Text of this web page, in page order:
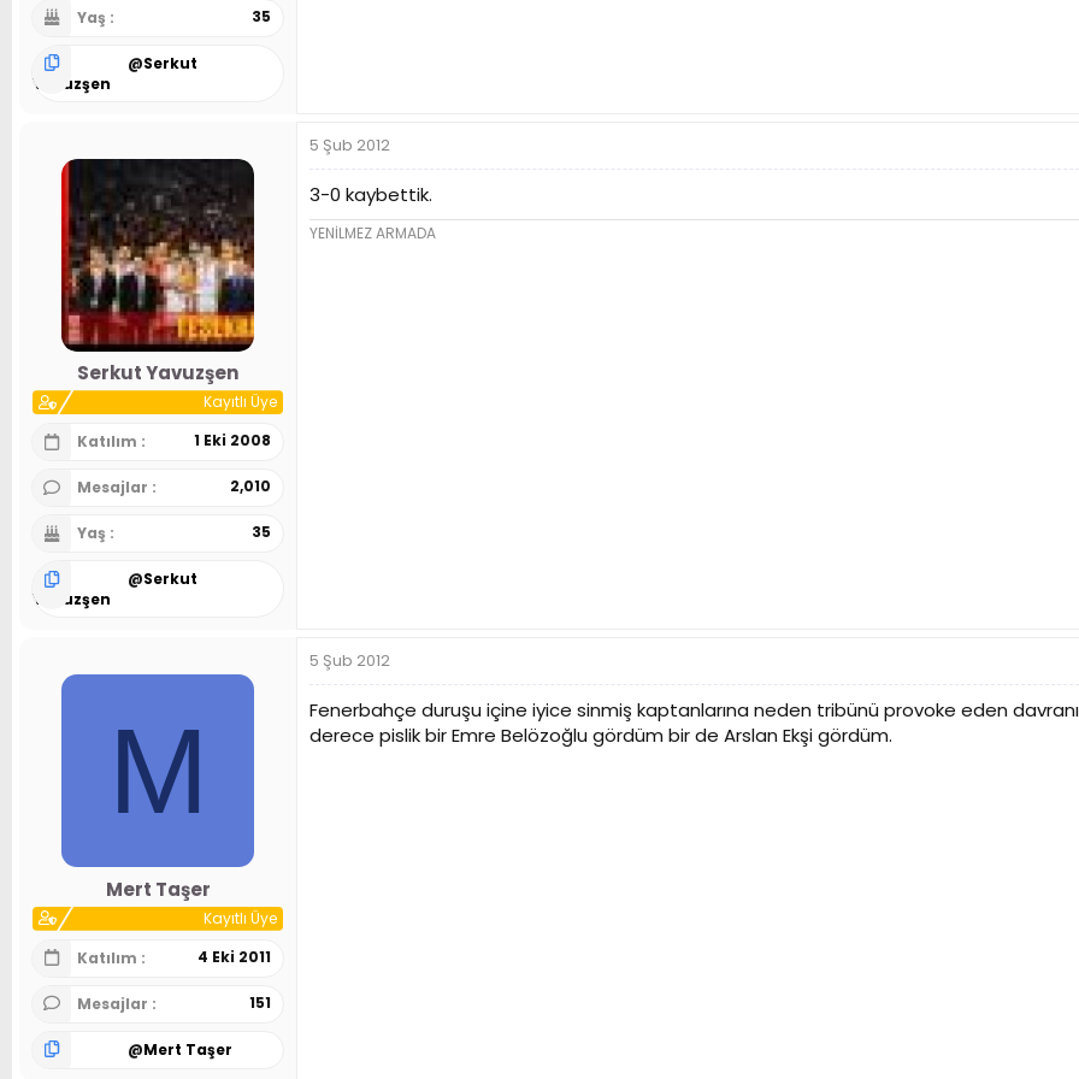
Yaş 35
@Serkut
Yavuzşen
Serkut Yavuzşen
Kayıtlı Üye
Katılım
1 Eki 2008
Mesajlar 2,010
Yaş 35
@Serkut
Yavuzşen
5 Şub 2012
3-0 kaybettik.
YENİLMEZ ARMADA
M
Mert Taşer
Kayıtlı Üye
Katılım
4 Eki 2011
Mesajlar 151
@Mert Taşer
5 Şub 2012
Fenerbahçe duruşu içine iyice sinmiş kaptanlarına neden tribünü provoke eden
derece pislik bir Emre Belözoğlu gördüm bir de Arslan Ekşi gördüm.